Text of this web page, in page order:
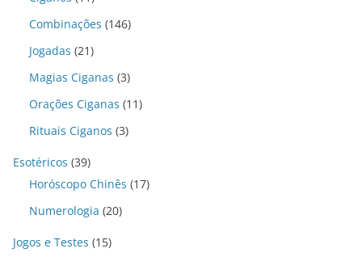
Combinações (146)
Jogadas (21)
Magias Ciganas (3)
Orações Ciganas (11)
Rituais Ciganos (3)
Esotéricos (39)
Horóscopo Chinês (17)
Numerologia (20)
Jogos e Testes (15)